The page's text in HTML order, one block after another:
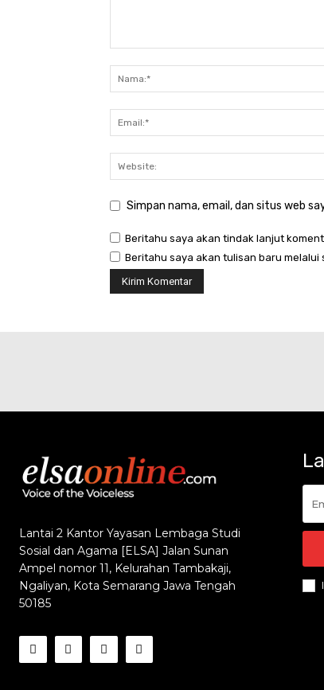
Simpan nama, email, dan situs web
Beritahu saya akan tindak lanjut
Beritahu saya akan tulisan baru melalui
Lantai 2 Kantor Yayasan Lembaga Studi
Sosial dan Agama [ELSA] Jalan Sunan
Ampel nomor 11, Kelurahan Tambakaji,
Ngaliyan, Kota Semarang Jawa Tengah
50185